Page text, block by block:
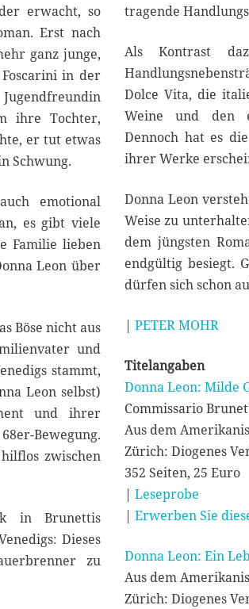
erwacht, so
Erst nach
ganz junge,
in der
ihre Tochter,
er tut etwas
Schwung.
emotional
es gibt viele
Familie lieben
Leon über
Böse nicht aus
und
stammt,
Leon selbst)
und ihrer
Bewegung.
zwischen
in Brunettis
Dieses
zu
tragende
Als Kontrast
Dolce Vita, die
Weine und den
Dennoch hat es
ihrer Werke
Donna Leon
Weise zu
dem jüngsten
endgültig besiegt.
dürfen sich schon
| PETER MOHR
Titelangaben
Donna Leon: Milde
Commissario
Aus dem
Zürich: Diogenes
352 Seiten, 25 Euro
| Leseprobe
| Erwerben Sie
Donna Leon: Ein
Aus dem
Zürich: Diogenes